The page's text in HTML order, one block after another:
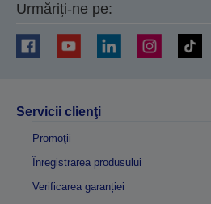
Urmăriți-ne pe:
Servicii clienţi
Promoţii
Înregistrarea produsului
Verificarea garanției